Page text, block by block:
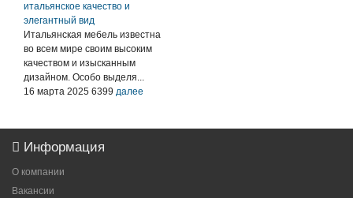
итальянское качество и
элегантный вид
Итальянская мебель известна
во всем мире своим высоким
качеством и изысканным
дизайном. Особо выделя...
16 марта 2025 6399 далее
Информация
О компании
Вакансии